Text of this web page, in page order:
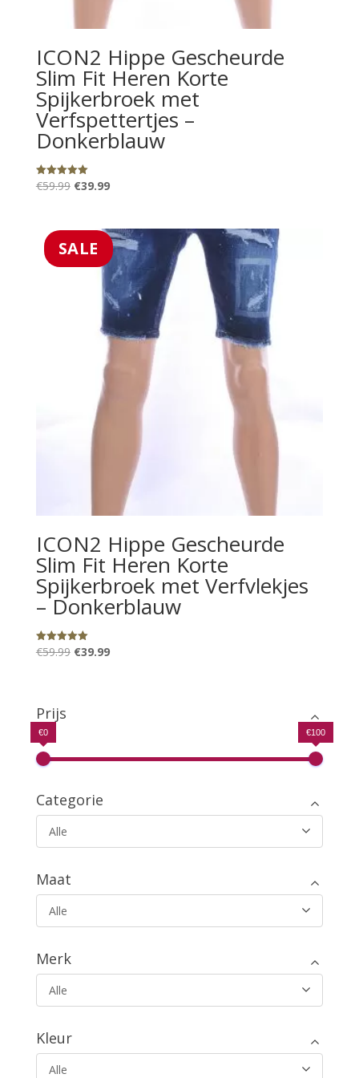
ICON2 Hippe Gescheurde
Slim Fit Heren Korte
Spijkerbroek met
Verfspettertjes –
Donkerblauw
Gewaardeerd
5.00
€59.99 Oorspronkelijke
€59.99.
€39.99Huidige
€39.99.
SALE
ICON2 Hippe Gescheurde
Slim Fit Heren Korte
Spijkerbroek met Verfvlekjes
– Donkerblauw
Gewaardeerd
5.00
€59.99 Oorspronkelijke
€39.99Huidige
Prijs
€0 €100
Categorie
Alle
Maat
Alle
Merk
Alle
Kleur
Alle